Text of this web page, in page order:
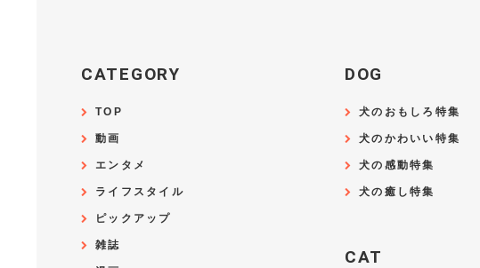
CATEGORY
TOP
動画
エンタメ
ライフスタイル
ピックアップ
雑誌
DOG
犬のおもしろ特集
犬のかわいい特集
犬の感動特集
犬の癒し特集
CAT